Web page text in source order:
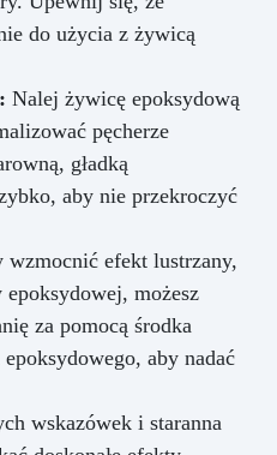
do użycia z żywicą
Nalej żywicę epoksydową
pęcherze
gładką
aby nie przekroczyć
wzmocnić efekt lustrzany,
możesz
za pomocą środka
aby nadać
wskazówek i staranna